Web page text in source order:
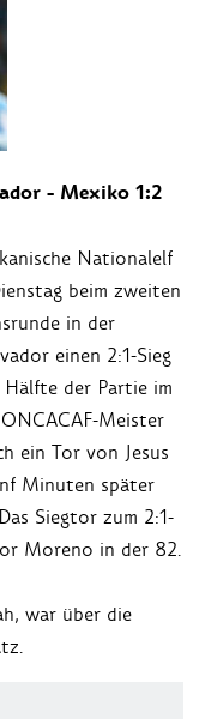
- Mexiko 1:2
Nationalelf
beim zweiten
in der
einen 2:1-Sieg
der Partie im
Meister
ein Tor von Jesus
Minuten später
Siegtor zum 2:1-
Moreno in der 82.
war über die